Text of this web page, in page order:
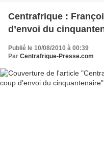
Centrafrique :
d’envoi du
Publié le 10/08/2010 à 00:39
Par Centrafrique-Presse.com